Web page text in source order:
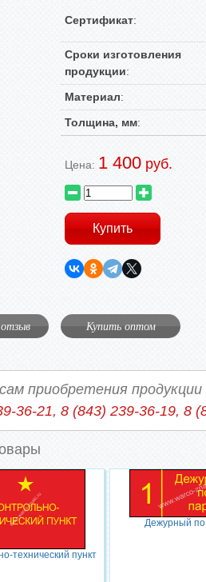
Сертификат:
Сроки изготовления
продукции:
Материал:
Толщина, мм:
Цена: 1 400 руб.
Купить оптом
приобретения
36-21, 8 (843) 239-36-19, 8
технический пункт
Дежурный по